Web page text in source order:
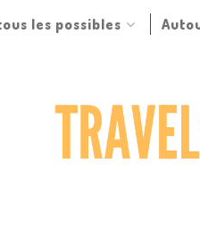
les possibles